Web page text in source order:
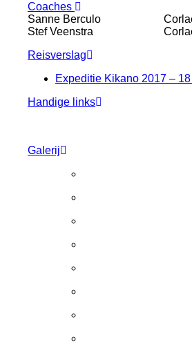
Coaches
Sanne Berculo
Stef Veenstra
Reisverslag
Expeditie Kikano 2017 –
Handige links
Galerij